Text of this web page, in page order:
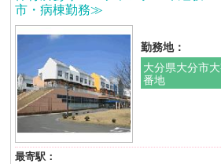
市・病棟勤務≫
勤務地：
大分県大分市
番地
最寄駅：